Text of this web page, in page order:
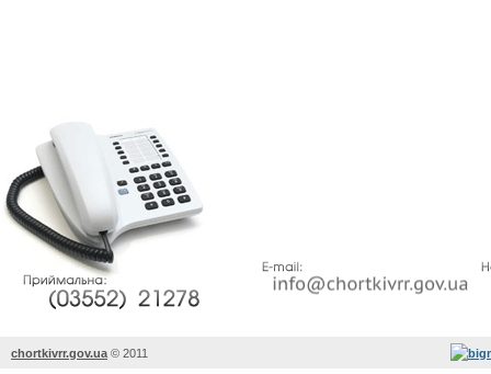
chortkivrr.gov.ua © 2011